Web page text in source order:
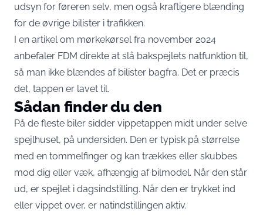
udsyn for føreren selv, men også kraftigere blænding
for de øvrige bilister i trafikken.
I en artikel om mørkekørsel fra november 2024
anbefaler FDM direkte at slå bakspejlets natfunktion til,
så man ikke blændes af bilister bagfra. Det er præcis
det, tappen er lavet til.
Sådan finder du den
På de fleste biler sidder vippetappen midt under selve
spejlhuset, på undersiden. Den er typisk på størrelse
med en tommelfinger og kan trækkes eller skubbes
mod dig eller væk, afhængig af bilmodel. Når den står
ud, er spejlet i dagsindstilling. Når den er trykket ind
eller vippet over, er natindstillingen aktiv.